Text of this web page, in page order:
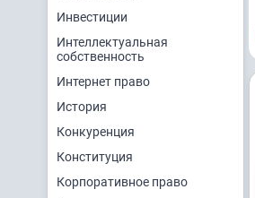
Инвестиции
Интеллектуальная
собственность
Интернет право
История
Конкуренция
Конституция
Корпоративное право